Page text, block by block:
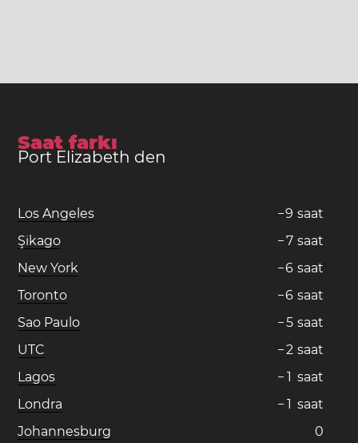
Saat farkı
Port Elizabeth den
Los Angeles −9 saat
Şikago
−7 saat
New York
−6 saat
Toronto
−6 saat
Sao Paulo
−5 saat
UTC
−2 saat
Lagos
− 1 saat
Londra
− 1 saat
Johannesburg
0